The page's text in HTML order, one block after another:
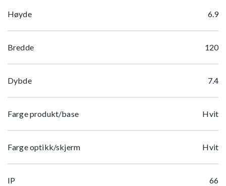
Høyde 6.9
Bredde 120
Dybde 7.4
Farge produkt/base Hvit
Farge optikk/skjerm Hvit
IP 66